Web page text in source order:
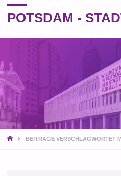
POTSDAM -
STARTBEITRÄGE VERSCHLAGWORTET